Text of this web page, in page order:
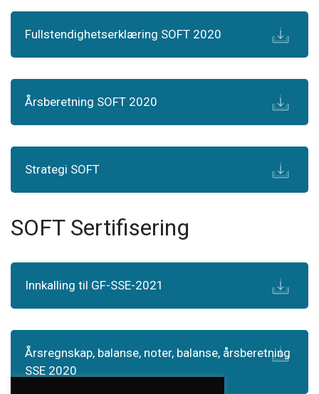
Fullstendighetserklæring SOFT 2020
Årsberetning SOFT 2020
Strategi SOFT
SOFT Sertifisering
Innkalling til GF-SSE-2021
Årsregnskap, balanse, noter, balanse, årsberetning
SSE 2020